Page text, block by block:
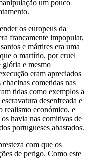
um pouco
os europeus da
francamente impopular,
e mártires era uma
o martírio, por cruel
glória e mesmo
eram apreciados
cometidas nas
tidas como exemplos a
desenfreada e
realismo económico, e
havia nas comitivas de
portugueses abastados.
com que os
de perigo. Como este